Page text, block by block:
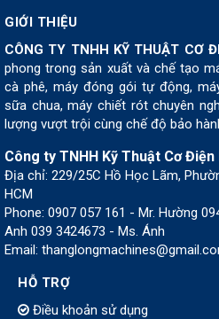
GIỚI THIỆU
CÔNG TY TNHH KỸ THUẬT CƠ
phong trong sản xuất và chế tạo
cà phê, máy đóng gói tự động,
sữa chua, máy chiết rót chuyên
lượng vượt trội cùng chế độ bảo
Công ty TNHH Kỹ Thuật Cơ Điện
Địa chỉ: 229/25C Hồ Học Lãm,
HCM
Phone: 0907 057 161 - Mr. Hường
Anh 039 3424673 - Ms. Ánh
Email:
HỖ TRỢ
Điều khoản sử dụng